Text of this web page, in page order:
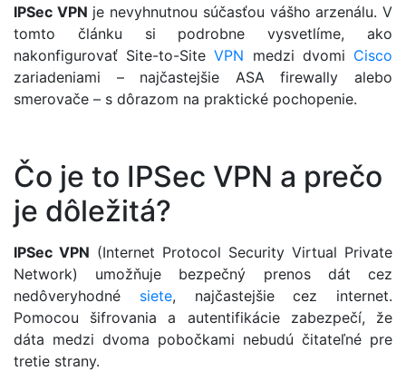
IPSec VPN je nevyhnutnou súčasťou vášho arzenálu. V
tomto článku si podrobne vysvetlíme, ako
nakonfigurovať Site-to-SiteVPN medzi dvomi Cisco
zariadeniami – najčastejšie ASA firewally alebo
smerovače – s dôrazom na praktické pochopenie.
Čo je to IPSec VPN a prečo
je dôležitá?
IPSec VPN (Internet Protocol Security Virtual Private
Network) umožňuje bezpečný prenos dát cez
nedôveryhodné siete, najčastejšie cez internet.
Pomocou šifrovania a autentifikácie zabezpečí, že
dáta medzi dvoma pobočkami nebudú čitateľné pre
tretie strany.